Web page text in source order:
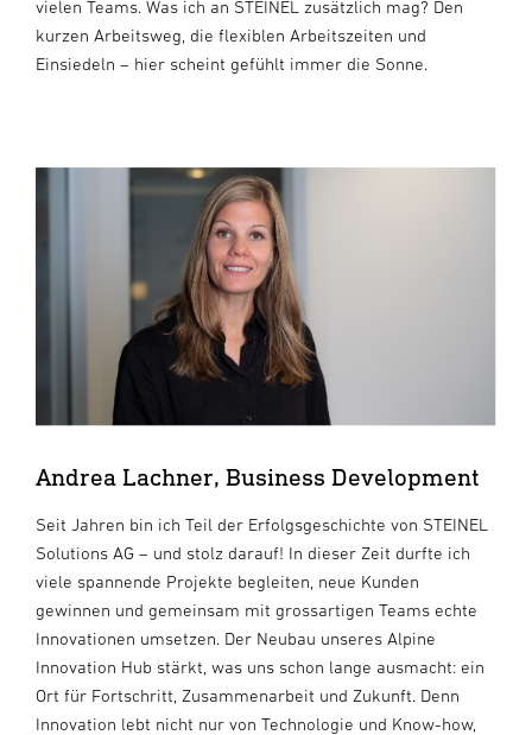
vielen Teams. Was ich an STEINEL zusätzlich mag? Den
kurzen Arbeitsweg, die flexiblen Arbeitszeiten und
Einsiedeln – hier scheint gefühlt immer die Sonne.
Andrea Lachner, Business Development
Seit Jahren bin ich Teil der Erfolgsgeschichte von STEINEL
Solutions AG – und stolz darauf! In dieser Zeit durfte ich
viele spannende Projekte begleiten, neue Kunden
gewinnen und gemeinsam mit grossartigen Teams echte
Innovationen umsetzen. Der Neubau unseres Alpine
Innovation Hub stärkt, was uns schon lange ausmacht: ein
Ort für Fortschritt, Zusammenarbeit und Zukunft. Denn
Innovation lebt nicht nur von Technologie und Know-how,